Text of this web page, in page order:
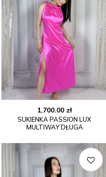
1,700.00 zł
SUKIENKA PASSION LUX
MULTIWAY DŁUGA